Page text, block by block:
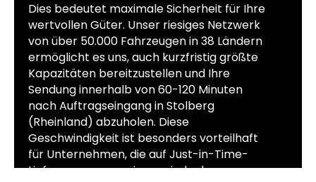
Dies bedeutet maximale Sicherheit für Ihre
wertvollen Güter. Unser riesiges Netzwerk
von über 50.000 Fahrzeugen in 38 Ländern
ermöglicht es uns, auch kurzfristig größte
Kapazitäten bereitzustellen und Ihre
Sendung innerhalb von 60-120 Minuten
nach Auftragseingang in Stolberg
(Rheinland) abzuholen. Diese
Geschwindigkeit ist besonders vorteilhaft
für Unternehmen, die auf Just-in-Time-
Lieferungen angewiesen sind oder